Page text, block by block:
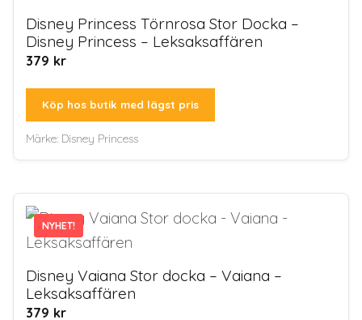
Disney Princess Törnrosa Stor Docka –
Disney Princess – Leksaksaffären
379 kr
Köp hos butik med lägst pris
Märke: Disney Princess
NYHET!
NYHET!
Disney Vaiana Stor docka – Vaiana –
Leksaksaffären
379 kr